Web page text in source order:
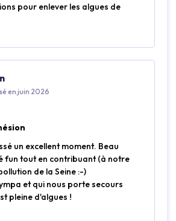
pour enlever les algues de
en juin 2026
un excellent moment. Beau
fun tout en contribuant (à notre
de la Seine :-)
et qui nous porte secours
pleine d'algues !